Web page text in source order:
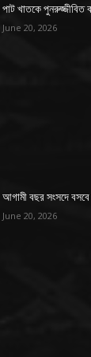
পাট খাতকে পুনরুজ্জীবিত
June 20, 2026
আগামী বছর সংসদে বসবে
June 20, 2026